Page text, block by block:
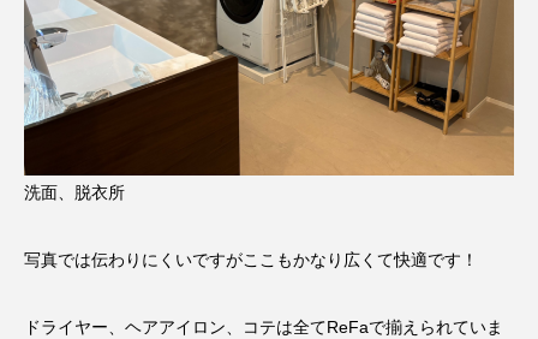
洗面、脱衣所
写真では伝わりにくいですがここもかなり広くて快適です！
ドライヤー、ヘアアイロン、コテは全てReFaで揃えられていま